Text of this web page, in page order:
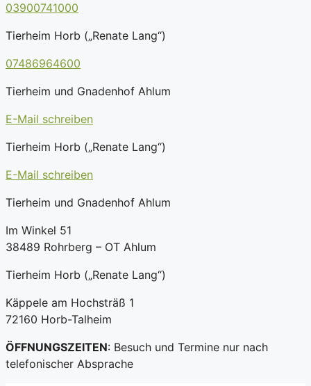
03900741000
Tierheim Horb („Renate Lang“)
07486964600
Tierheim und Gnadenhof Ahlum
E-Mail schreiben
Tierheim Horb („Renate Lang“)
E-Mail schreiben
Tierheim und Gnadenhof Ahlum
Im Winkel 51
38489 Rohrberg – OT Ahlum
Tierheim Horb („Renate Lang“)
Käppele am Hochsträß 1
72160 Horb-Talheim
ÖFFNUNGSZEITEN: Besuch und Termine nur nach
telefonischer Absprache